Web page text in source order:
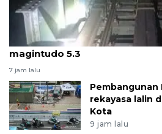
KAI hentikan perjalanan
magintudo 5.3
7 jam lalu
Pembangunan
rekayasa lalin
Kota
9 jam lalu